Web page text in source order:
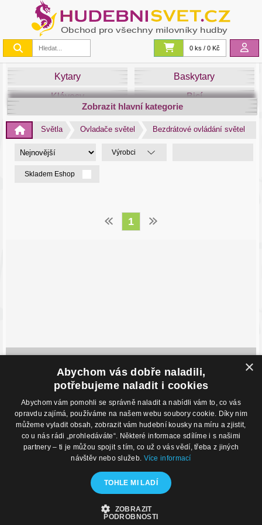
0 ks / 0 Kč
Kytary
Baskytary
Klávesy
Bicí
Smyčce
Dechy
Zvuk&Studio
Zobrazit hlavní kategorie
Světla Ovladače světel Bezdrátové ovládání světel
Výrobci
Skladem Eshop
1
Havlíčkovo Nábřeží 28,
702 00, Ostrava
Kontakty
Eshop: +420 725 169 052
Prodejna: +420 596 113 012
eshop@hudebnisvet.cz
O nákupu
Obchodní podmínky
Podmínky prodeje na splátky
Kontakty
×
Abychom vás dobře naladili,
potřebujeme naladit i cookies
Abychom vám pomohli se správně naladit a nabídli vám to, co vás
opravdu zajímá, používáme na našem webu soubory cookie. Díky nim
můžeme vyladit obsah, zobrazit vám hudební kousky na míru a zjistit,
co u nás rádi „prohledáváte“. Některé informace sdílíme i s našimi
partnery – ti je můžou spojit s tím, co už o vás vědí, třeba z jiných
návštěv nebo služeb. Více informací
TOHLE MI LADÍ
ZOBRAZIT
PODROBNOSTI